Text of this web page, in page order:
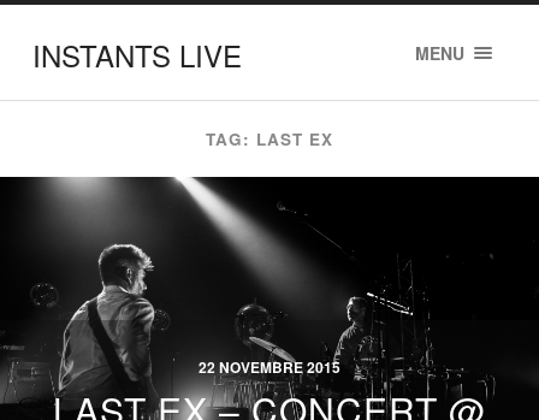
INSTANTS LIVE MENU
TAG: LAST EX
22 NOVEMBRE 2015